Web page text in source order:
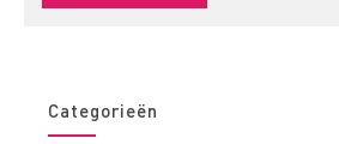
Categorieën